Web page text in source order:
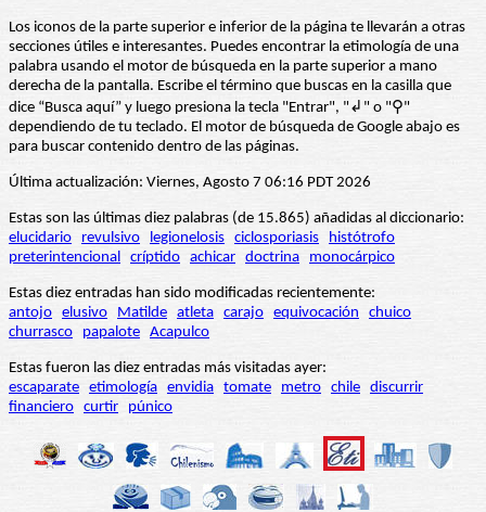
Los iconos de la parte superior e inferior de la página te llevarán a otras
secciones útiles e interesantes. Puedes encontrar la etimología de una
palabra usando el motor de búsqueda en la parte superior a mano
derecha de la pantalla. Escribe el término que buscas en la casilla que
dice “Busca aquí” y luego presiona la tecla "Entrar", "↲" o "⚲"
dependiendo de tu teclado. El motor de búsqueda de Google abajo es
para buscar contenido dentro de las páginas.
Última actualización: Viernes, Agosto 7 06:16 PDT 2026
Estas son las últimas diez palabras (de 15.865) añadidas al diccionario:
elucidario
revulsivo legionelosis ciclosporiasis
histótrofo
preterintencional críptido achicar doctrina monocárpico
Estas diez entradas han sido modificadas recientemente:
antojo elusivo Matilde atleta carajo equivocación
chuico
churrasco
papalote Acapulco
Estas fueron las diez entradas más visitadas ayer:
escaparate etimología envidia tomate metro chile discurrir
financiero curtir púnico